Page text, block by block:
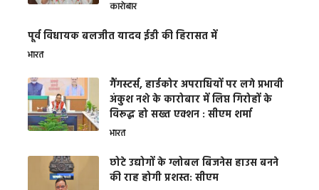
कारोबार
पूर्व विधायक बलजीत यादव ईडी की हिरासत में
भारत
गैंगस्टर्स, हार्डकोर अपराधियों पर लगे प्रभावी
अंकुश नशे के कारोबार में लिप्त गिरोहों के
विरूद्ध हो सख्त एक्शन : सीएम शर्मा
भारत
छोटे उद्योगों के ग्लोबल बिजनेस हाउस बनने
की राह होगी प्रशस्त: सीएम